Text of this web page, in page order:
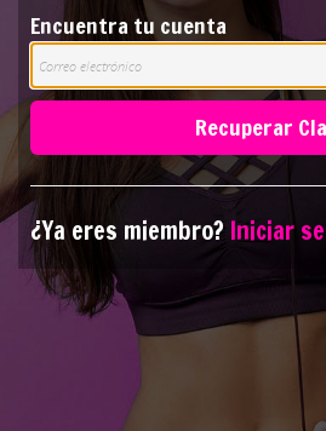
Encuentra tu cuenta
Recuperar
¿Ya eres miembro? Iniciar